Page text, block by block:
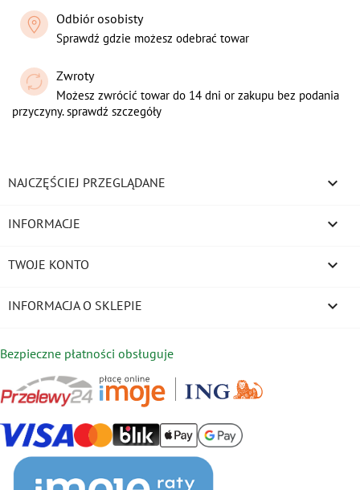
Odbiór osobisty
Sprawdź gdzie możesz odebrać towar
Zwroty
Możesz zwrócić towar do 14 dni or zakupu bez podania
przyczyny. sprawdź szczegóły
NAJCZĘŚCIEJ PRZEGLĄDANE 
INFORMACJE 
TWOJE KONTO 
INFORMACJA O SKLEPIE keyboard_arrow_down
Bezpieczne płatności obsługuje